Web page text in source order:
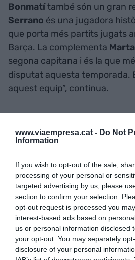
www.viaempresa.cat - Do Not
Information
If you wish to opt-out of the sale,
processing of your personal or
targeted advertising by us, please
section to confirm your selection.
opt-out request is processed you
interest-based ads based on
us or personal information disclosed
your opt-out. You may separately
disclosure of your personal
Bonmatítambé són un gran
Serrano és una jugadora
que porta més partits jugats
Barça. La complementa
segona capitana i és la que
disputat aquesta temporada.
aquest equip”, continua.
i crec que la majoria
algun fitxatge seria bo, però la
professionalització ha
femení, especialment en
l’Athletic de Bilbao, on totes
viure de la nòmina del club.
Vallecano en són l’excepció.
futbolistes masculins, però sí
del salari que reben.